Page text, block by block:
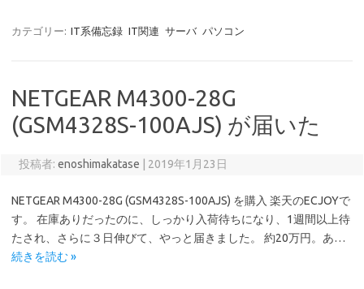
カテゴリー: IT系備忘録 IT関連 サーバ パソコン
NETGEAR M4300-28G
(GSM4328S-100AJS) が届いた
投稿者: enoshimakatase 2019年1月23日
NETGEAR M4300-28G (GSM4328S-100AJS) を購入 楽天のECJOYで
す。 在庫ありだったのに、しっかり入荷待ちになり、1週間以上待
たされ、さらに３日伸びて、やっと届きました。 約20万円。あ…
続きを読む »